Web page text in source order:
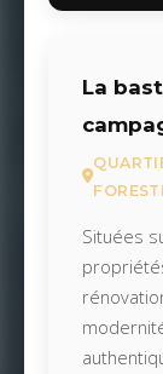
La
Situées